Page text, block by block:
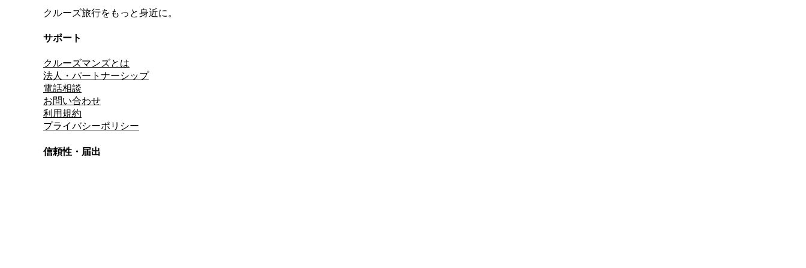
クルーズ旅行をもっと身近に。
サポート
クルーズマンズとは
法人・パートナーシップ
電話相談
お問い合わせ
利用規約
プライバシーポリシー
信頼性・届出